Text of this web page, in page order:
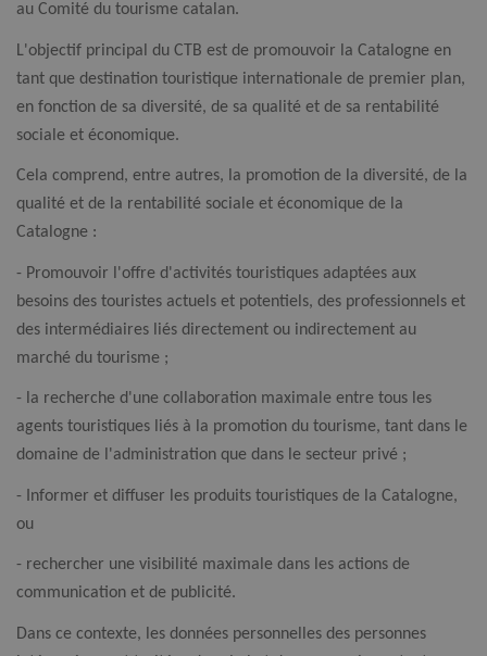
au Comité du tourisme catalan.
L'objectif principal du CTB est de promouvoir la Catalogne en
tant que destination touristique internationale de premier plan,
en fonction de sa diversité, de sa qualité et de sa rentabilité
sociale et économique.
Cela comprend, entre autres, la promotion de la diversité, de la
qualité et de la rentabilité sociale et économique de la
Catalogne :
- Promouvoir l'offre d'activités touristiques adaptées aux
besoins des touristes actuels et potentiels, des professionnels et
des intermédiaires liés directement ou indirectement au
marché du tourisme ;
- la recherche d'une collaboration maximale entre tous les
agents touristiques liés à la promotion du tourisme, tant dans le
domaine de l'administration que dans le secteur privé ;
- Informer et diffuser les produits touristiques de la Catalogne,
ou
- rechercher une visibilité maximale dans les actions de
communication et de publicité.
Dans ce contexte, les données personnelles des personnes